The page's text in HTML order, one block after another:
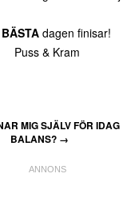
BÄSTAdagen finisar!
Puss & Kram
MIG SJÄLV FÖR IDAG
BALANS? →